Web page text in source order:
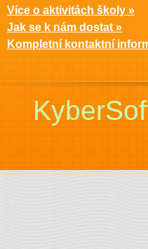
Více o aktivitách školy »
Jak se k nám dostat »
Kompletní kontaktní